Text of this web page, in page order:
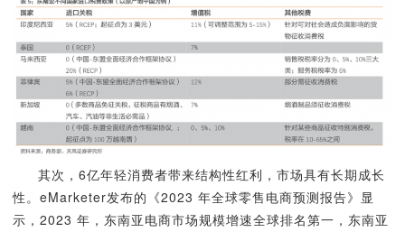
其次，6亿年轻消费者带来结构性红利，市场具有长期成长
性。eMarketer发布的《2023 年全球零售电商预测报告》显
示，2023 年，东南亚电商市场规模增速全球排名第一，东南亚